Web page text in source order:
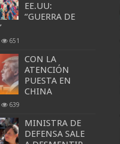
EE.UU:
“GUERRA DE
651
CON LA
ATENCIÓN
PUESTA EN
CHINA
639
MINISTRA DE
DEFENSA SALE